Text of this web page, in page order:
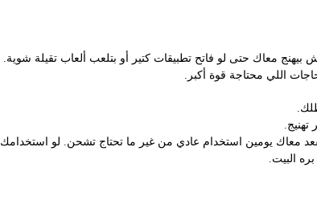
معاك حتى لو فاتح تطبيقات كتير أو بتلعب ألعاب تقيلة شوية.
اللي محتاجة قوة أكبر.
معاك يومين استخدام عادي من غير ما تحتاج تشحن. لو استخدامك
البيت.